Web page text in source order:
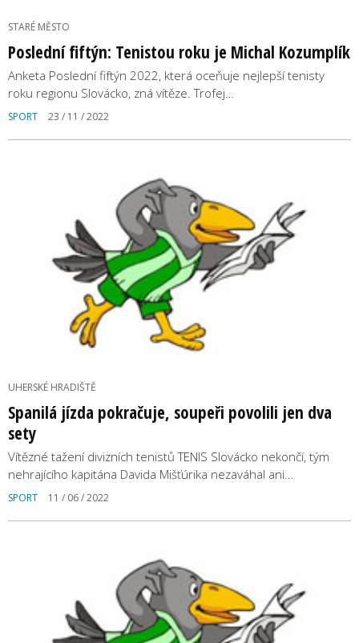
STARÉ MĚSTO
Poslední fiftýn: Tenistou roku je Michal Kozumplík
Anketa Poslední fiftýn 2022, která oceňuje nejlepší tenisty
roku regionu Slovácko, zná vítěze. Trofej…
SPORT 23 / 11 / 2022
UHERSKÉ HRADIŠTĚ
Spanilá jízda pokračuje, soupeři povolili jen dva
sety
Vítězné tažení divizních tenistů TENIS Slovácko nekončí, tým
nehrajícího kapitána Davida Mišťúrika nezaváhal ani…
SPORT 11 / 06 / 2022